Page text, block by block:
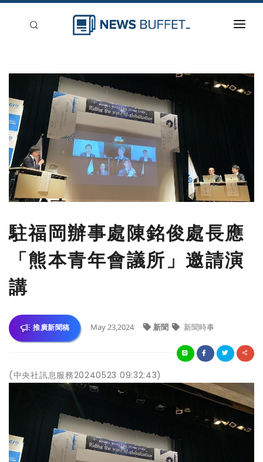
新聞稿分類
刊登
駐福岡辦事處陳銘俊處長應
「熊本青年會議所」邀請演
講
推廣新聞稿 May 23,2024 新聞 新聞時事
(中央社訊息服務20240523 09:32:43)